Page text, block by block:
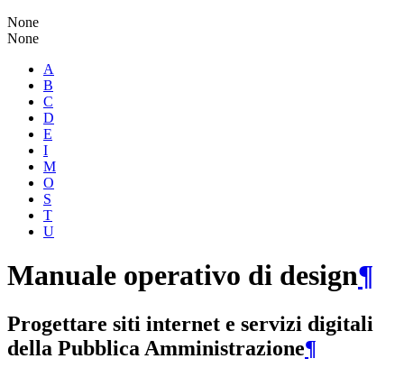
None
None
A
B
C
D
E
I
M
O
S
T
U
Manuale operativo di design¶
Progettare siti internet e servizi digitali
della Pubblica Amministrazione¶